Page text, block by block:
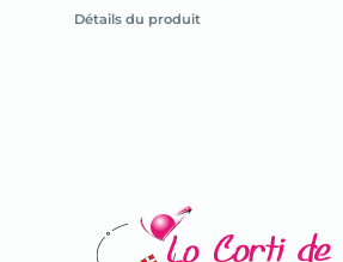
Détails du produit